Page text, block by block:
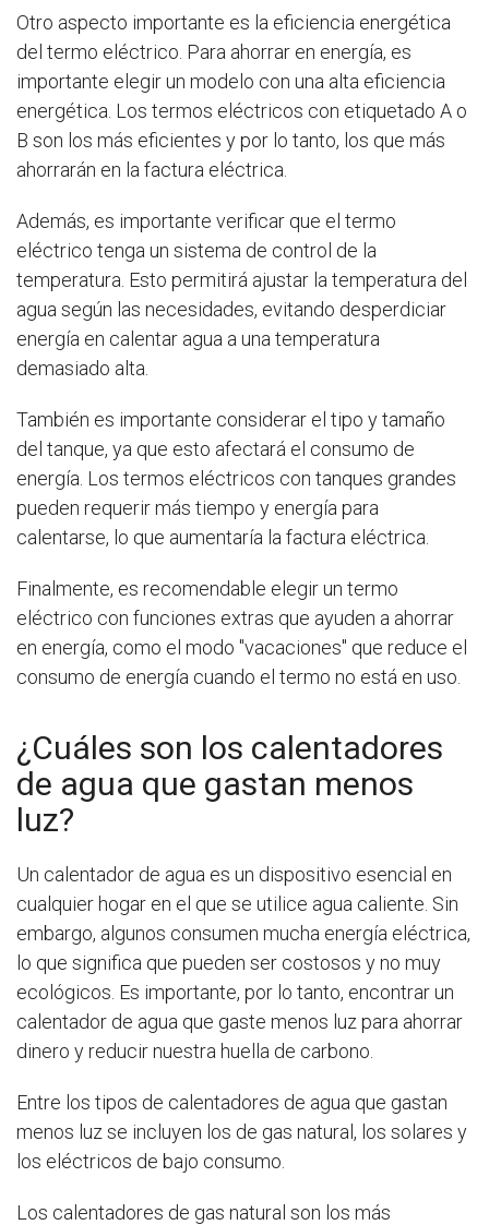
Otro aspecto importante es la eficiencia energética
del termo eléctrico. Para ahorrar en energía, es
importante elegir un modelo con una alta eficiencia
energética. Los termos eléctricos con etiquetado A o
B son los más eficientes y por lo tanto, los que más
ahorrarán en la factura eléctrica.
Además, es importante verificar que el termo
eléctrico tenga un sistema de control de la
temperatura. Esto permitirá ajustar la temperatura del
agua según las necesidades, evitando desperdiciar
energía en calentar agua a una temperatura
demasiado alta.
También es importante considerar el tipo y tamaño
del tanque, ya que esto afectará el consumo de
energía. Los termos eléctricos con tanques grandes
pueden requerir más tiempo y energía para
calentarse, lo que aumentaría la factura eléctrica.
Finalmente, es recomendable elegir un termo
eléctrico con funciones extras que ayuden a ahorrar
en energía, como el modo "vacaciones" que reduce el
consumo de energía cuando el termo no está en uso.
¿Cuáles son los calentadores
de agua que gastan menos
luz?
Un calentador de agua es un dispositivo esencial en
cualquier hogar en el que se utilice agua caliente. Sin
embargo, algunos consumen mucha energía eléctrica,
lo que significa que pueden ser costosos y no muy
ecológicos. Es importante, por lo tanto, encontrar un
calentador de agua que gaste menos luz para ahorrar
dinero y reducir nuestra huella de carbono.
Entre los tipos de calentadores de agua que gastan
menos luz se incluyen los de gas natural, los solares y
los eléctricos de bajo consumo.
Los calentadores de gas natural son los más